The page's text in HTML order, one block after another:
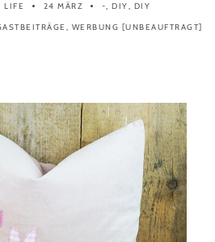
LIFE 24 MÄRZ -,DIY, DIY
, WERBUNG [UNBEAUFTRAGT]